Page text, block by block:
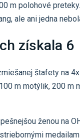
m polohové
ale ani jedna
získala 6
štafety na
m motýlik, 200 m
ženou na